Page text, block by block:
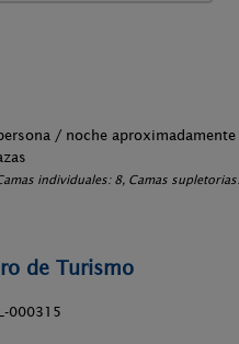
/ noche aproximadamente
individuales: 8, Camas
de Turismo
000315